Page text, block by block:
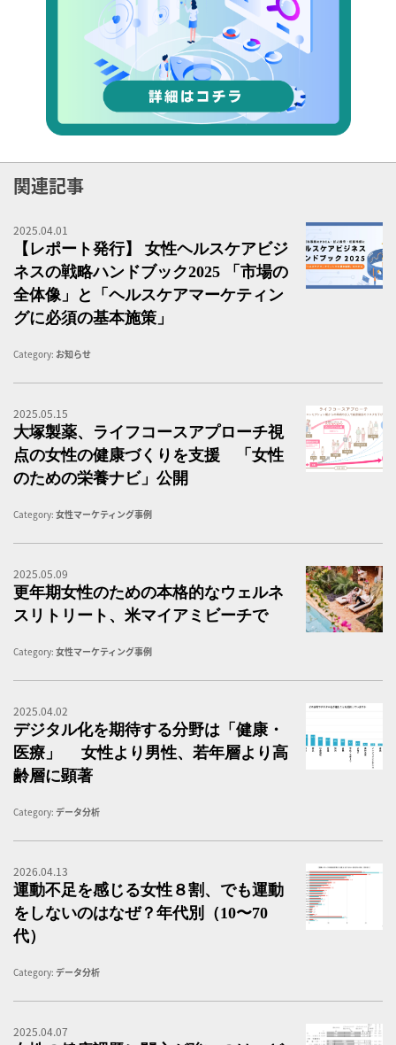
関連記事
2025.04.01
【レポート発行】 女性ヘルスケアビジ
ネスの戦略ハンドブック2025 「市場の
全体像」と「ヘルスケアマーケティン
グに必須の基本施策」
Category: お知らせ
2025.05.15
大塚製薬、ライフコースアプローチ視
点の女性の健康づくりを支援 「女性
のための栄養ナビ」公開
Category: 女性マーケティング事例
2025.05.09
更年期女性のための本格的なウェルネ
スリトリート、米マイアミビーチで
Category: 女性マーケティング事例
2025.04.02
デジタル化を期待する分野は「健康・
医療」 女性より男性、若年層より高
齢層に顕著
Category: データ分析
2026.04.13
運動不足を感じる女性８割、でも運動
をしないのはなぜ？年代別（10〜70
代）
Category: データ分析
2025.04.07